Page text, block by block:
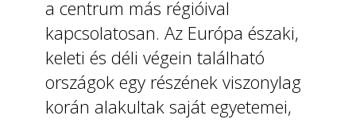
a centrum más régióival
kapcsolatosan. Az Európa északi,
keleti és déli végein található
országok egy részének viszonylag
korán alakultak saját egyetemei,